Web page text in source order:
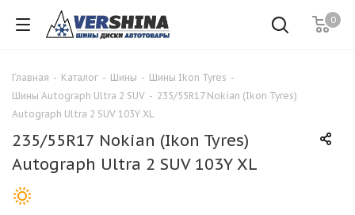
0
Главная - Каталог - Шины - Шины Ikon Tyres -
Шины Autograph Ultra 2 SUV - 235/55R17 Nokian (Ikon Tyres)
Autograph Ultra 2 SUV 103Y XL
235/55R17 Nokian (Ikon Tyres)
Autograph Ultra 2 SUV 103Y XL